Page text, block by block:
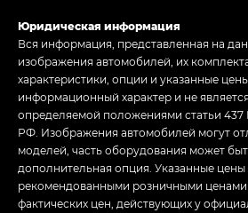
Юридическая информация
Вся информация, представленная на
изображения автомобилей, их
характеристики, опции и указанные
информационный характер и не
определяемой положениями статьи 437
РФ. Изображения автомобилей могут
моделей, часть оборудования может
дополнительная опция. Указанные цены
рекомендованными розничными ценами
фактических цен, действующих у